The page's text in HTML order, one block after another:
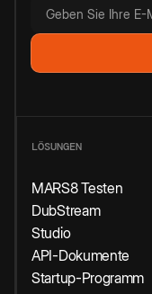
LÖSUNGEN
MARS8 Testen
DubStream
Studio
API-Dokumente
Startup-Programm